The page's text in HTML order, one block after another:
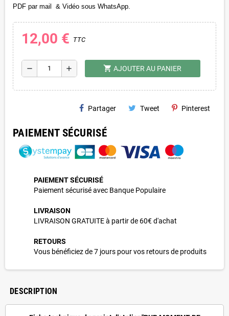
PDF par mail & Vidéo sous WhatsApp.
12,00 € TTC
remove add shopping_cart AJOUTER AU PANIER
Partager Tweet Pinterest
PAIEMENT SÉCURISÉ
PAIEMENT SÉCURISÉ
Paiement sécurisé avec Banque Populaire
LIVRAISON
LIVRAISON GRATUITE à partir de 60€ d'achat
RETOURS
Vous bénéficiez de 7 jours pour vos retours de produits
DESCRIPTION